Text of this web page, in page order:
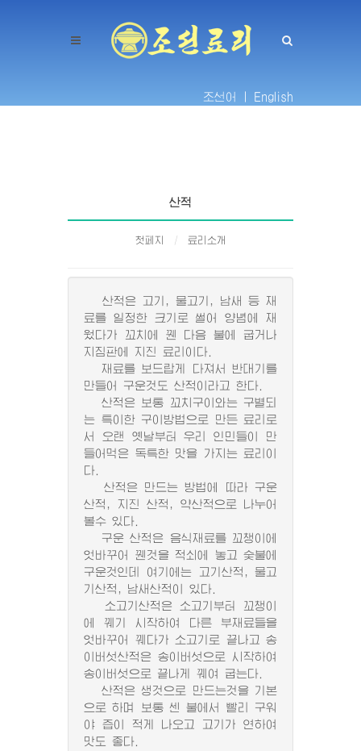
조선어 | English
산적
첫페지 료리소개
산적은 고기, 물고기, 남새 등 재
료를 일정한 크기로 썰어 양념에 재
웠다가 꼬치에 꿴 다음 불에 굽거나
지짐판에 지진 료리이다.
재료를 보드랍게 다져서 반대기를
만들어 구운것도 산적이라고 한다.
산적은 보통 꼬치구이와는 구별되
는 특이한 구이방법으로 만든 료리로
서 오랜 옛날부터 우리 인민들이 만
들어먹은 독특한 맛을 가지는 료리이
다.
산적은 만드는 방법에 따라 구운
산적, 지진 산적, 약산적으로 나누어
볼수 있다.
구운 산적은 음식재료를 꼬챙이에
엇바꾸어 꿴것을 적쇠에 놓고 숯불에
구운것인데 여기에는 고기산적, 물고
기산적, 남새산적이 있다.
소고기산적은 소고기부터 꼬챙이
에 꿰기 시작하여 다른 부재료들을
엇바꾸어 꿰다가 소고기로 끝나고 송
이버섯산적은 송이버섯으로 시작하여
송이버섯으로 끝나게 꿰여 굽는다.
산적은 생것으로 만드는것을 기본
으로 하며 보통 센 불에서 빨리 구워
야 즙이 적게 나오고 고기가 연하여
맛도 좋다.